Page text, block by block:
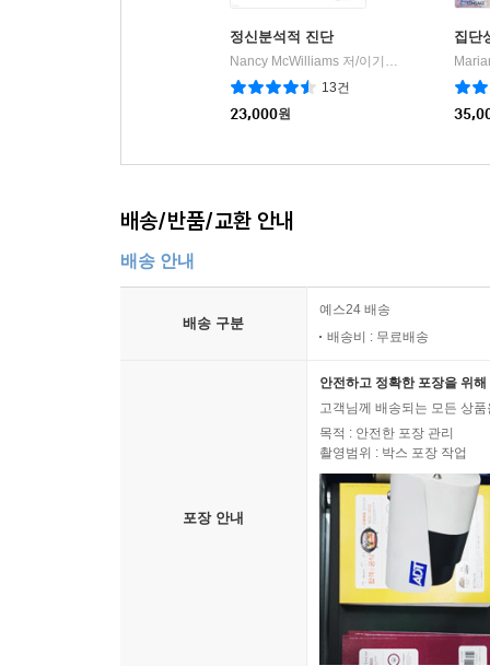
정신분석적 진단
Nancy McWilliams 저/이기련 공역
학지사
13건
23,000원
집단
배송/반품/교환 안내
배송 안내
배송 구분
예스24 배송
배송비 : 무료배송
포장 안내
안전하고 정확한 포장을 위
고객님께 배송되는 모든 상
목적 : 안전한 포장 관리
촬영범위 : 박스 포장 작업